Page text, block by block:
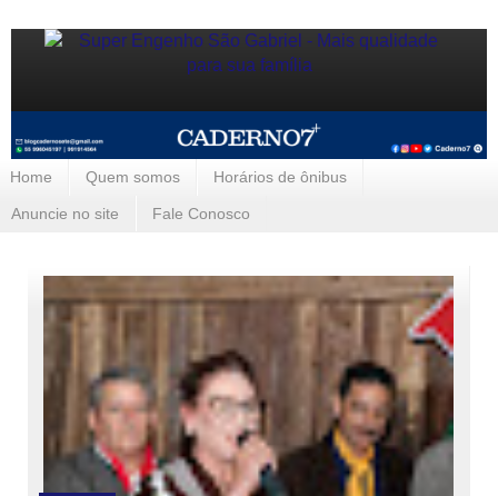
Home Quem somos Horários de ônibus
Anuncie no site Fale Conosco